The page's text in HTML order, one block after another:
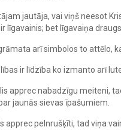
jautāja, vai viņš neesot
līgavainis; bet līgavaiņa
arī simbolos to attēlo,
ir līdzība ko izmanto arī
apprec nabadzīgu meiteni,
jaunās sievas īpašumiem.
apprec pelnrušķīti, tad viņa